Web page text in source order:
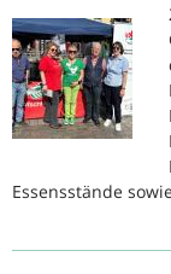
Essensstände